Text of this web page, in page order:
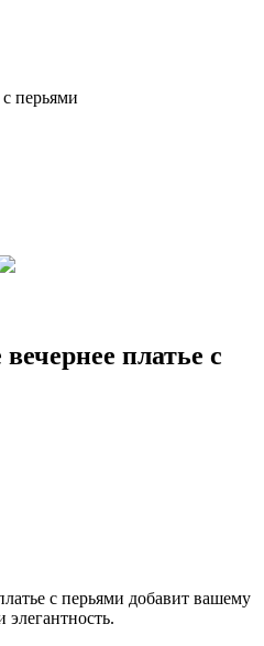
перьями
платье с
с перьями добавит вашему